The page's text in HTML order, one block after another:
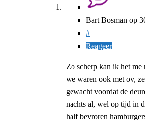
Bart Bosman op
#
Reageer
Zo scherp kan ik het me
we waren ook met ov,
gewacht voordat de
nachts al, wel op tijd in
half bevroren